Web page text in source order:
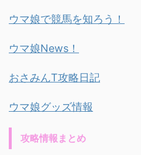
ウマ娘で競馬を知ろう！
ウマ娘News！
おさみんT攻略日記
ウマ娘グッズ情報
攻略情報まとめ